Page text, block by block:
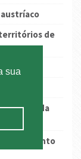
sua
de
2026
da